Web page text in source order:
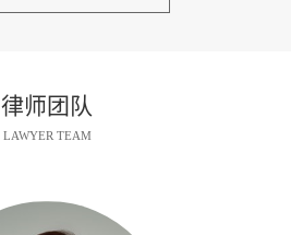
律师团队
LAWYER TEAM